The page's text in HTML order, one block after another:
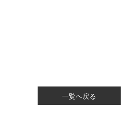
一覧へ戻る